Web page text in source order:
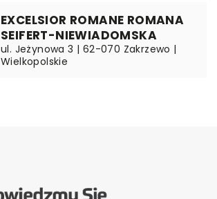
EXCELSIOR ROMANE ROMANA
SEIFERT-NIEWIADOMSKA
ul. Jeżynowa 3 | 62-070 Zakrzewo |
Wielkopolskie